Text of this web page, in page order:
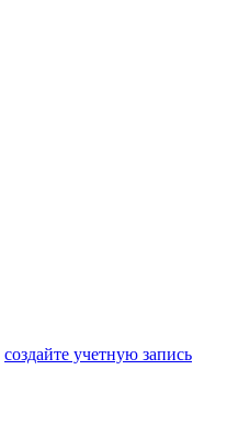
создайте учетную запись